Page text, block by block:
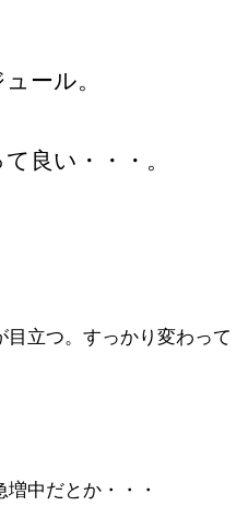
ール。
良い・・・。
目立つ。すっかり変わって
中だとか・・・